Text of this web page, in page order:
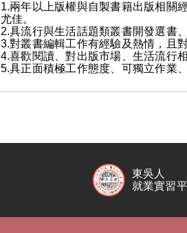
1.兩年以上版權與自製書籍出版相關
尤佳。
2.具流行與生活話題類叢書開發選書
3.對叢書編輯工作有經驗及熱情，且
4.喜歡閱讀、對出版市場、生活流行
5.具正面積極工作態度、可獨立作業
東吳人
就業實習